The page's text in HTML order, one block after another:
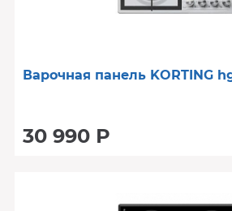
Варочная панель KORTING
30 990 Р